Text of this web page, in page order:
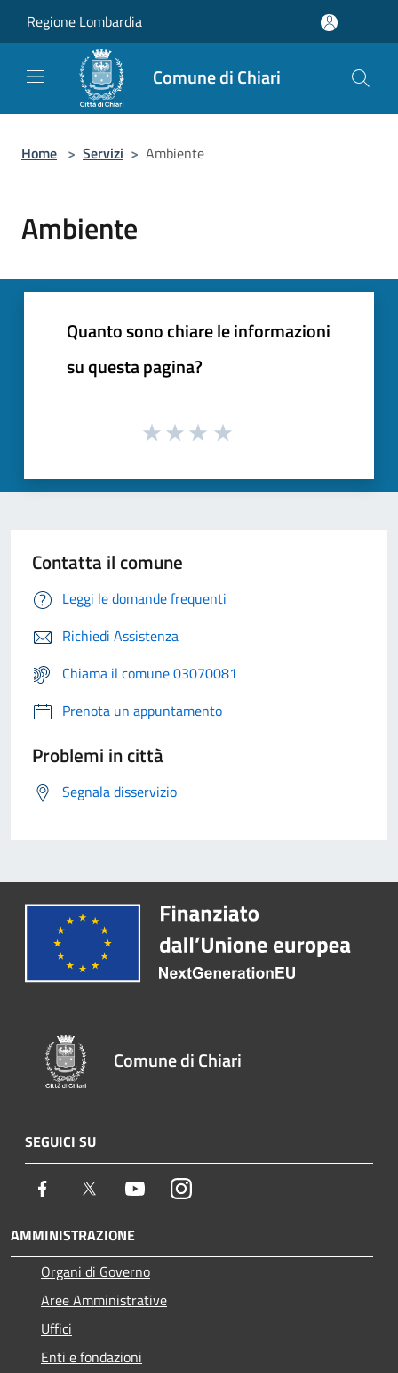
Regione Lombardia
Comune di Chiari
Home > Servizi > Ambiente
Ambiente
Quanto sono chiare le informazioni
su questa pagina?
Contatta il comune
Leggi le domande frequenti
Richiedi Assistenza
Chiama il comune 03070081
Prenota un appuntamento
Problemi in città
Segnala disservizio
Comune di Chiari
SEGUICI SU
Facebook Twitter YoutubeInstagram
AMMINISTRAZIONE
Organi di Governo
Aree Amministrative
Uffici
Enti e fondazioni